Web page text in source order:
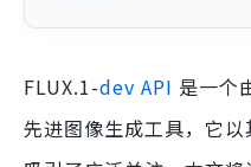
FLUX.1-dev API 是一个
先进图像生成工具，它